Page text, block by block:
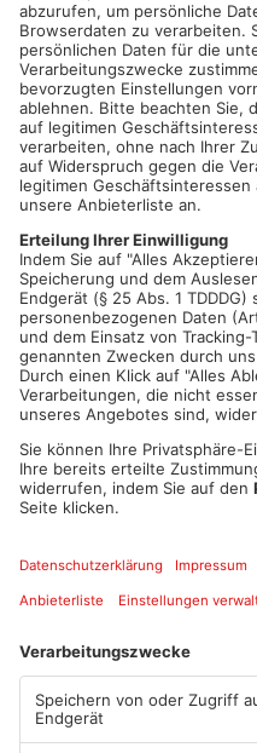
OFFENBACH. Die Stadt
Studie zu den größten
das Regionalranking der IW
deutschen Wirtschaft. Dafür
kreisfreie Städte bei
Lebensqualität verglichen.
199 Plätze verbessert und
Forscher sehen Gründe
Frankfurt, neuen Quartieren
Stadt.
Artikel teilen
Mehr aus Kreis
Offenbach